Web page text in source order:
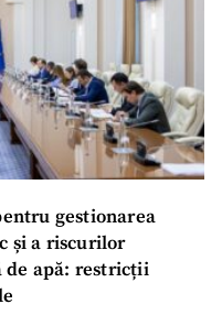
gestionarea
și a riscurilor
de apă: restricții